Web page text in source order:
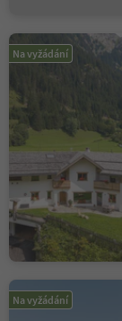
Na vyžádání
Na vyžádání